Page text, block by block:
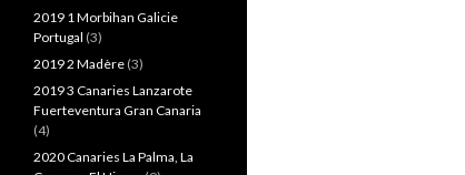
2019 1 Morbihan Galicie
Portugal (3)
2019 2 Madère (3)
2019 3 Canaries Lanzarote
Fuerteventura Gran Canaria
(4)
2020 Canaries La Palma, La